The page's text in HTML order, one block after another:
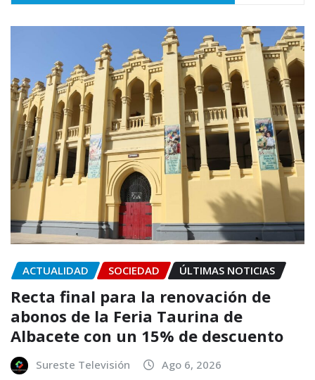
ACTUALIDAD SOCIEDAD ÚLTIMAS NOTICIAS
Recta final para la renovación de
abonos de la Feria Taurina de
Albacete con un 15% de descuento
Sureste Televisión Ago 6, 2026